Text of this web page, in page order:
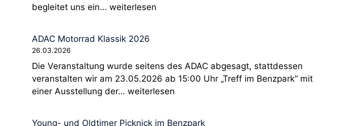
begleitet uns ein… P
n
s
t
w
c
weiterlesen
ADAC Motorrad Klassik 2026
26.03.2026
Die Veranstaltung wurde seitens des ADAC abgesagt, stattdessen
veranstalten wir am 23.05.2026 ab 15:00 Uhr „Treff im Benzpark“ mit
einer Ausstellung der… A
weiterlesen
Young- und Oldtimer Picknick im Benzpark